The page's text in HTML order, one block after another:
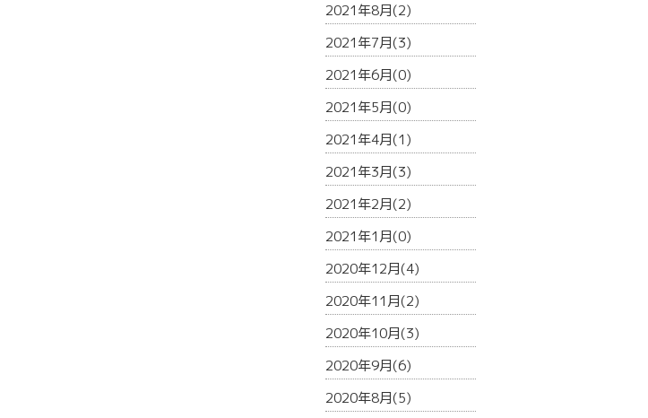
2021年8月(2)
2021年7月(3)
2021年6月(0)
2021年5月(0)
2021年4月(1)
2021年3月(3)
2021年2月(2)
2021年1月(0)
2020年12月(4)
2020年11月(2)
2020年10月(3)
2020年9月(6)
2020年8月(5)